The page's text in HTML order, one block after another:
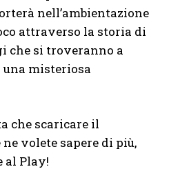
nell’ambientazione
attraverso la storia di
che si troveranno a
misteriosa
che scaricare il
volete sapere di più,
al Play!